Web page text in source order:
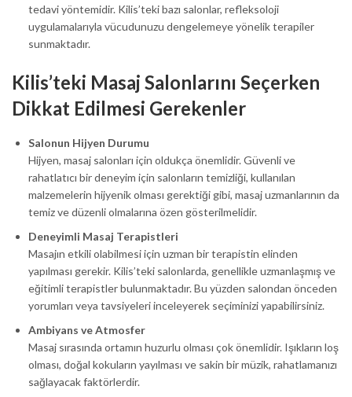
tedavi yöntemidir. Kilis’teki bazı salonlar, refleksoloji
uygulamalarıyla vücudunuzu dengelemeye yönelik terapiler
sunmaktadır.
Kilis’teki Masaj Salonlarını Seçerken
Dikkat Edilmesi Gerekenler
Salonun Hijyen Durumu
Hijyen, masaj salonları için oldukça önemlidir. Güvenli ve
rahatlatıcı bir deneyim için salonların temizliği, kullanılan
malzemelerin hijyenik olması gerektiği gibi, masaj uzmanlarının da
temiz ve düzenli olmalarına özen gösterilmelidir.
Deneyimli Masaj Terapistleri
Masajın etkili olabilmesi için uzman bir terapistin elinden
yapılması gerekir. Kilis’teki salonlarda, genellikle uzmanlaşmış ve
eğitimli terapistler bulunmaktadır. Bu yüzden salondan önceden
yorumları veya tavsiyeleri inceleyerek seçiminizi yapabilirsiniz.
Ambiyans ve Atmosfer
Masaj sırasında ortamın huzurlu olması çok önemlidir. Işıkların loş
olması, doğal kokuların yayılması ve sakin bir müzik, rahatlamanızı
sağlayacak faktörlerdir.